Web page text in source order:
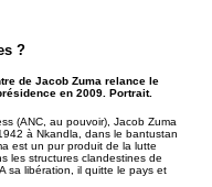
?
de Jacob Zuma relance le
en 2009. Portrait.
(ANC, au pouvoir), Jacob Zuma
à Nkandla, dans le bantustan
est un pur produit de la lutte
les structures clandestines de
sa libération, il quitte le pays et